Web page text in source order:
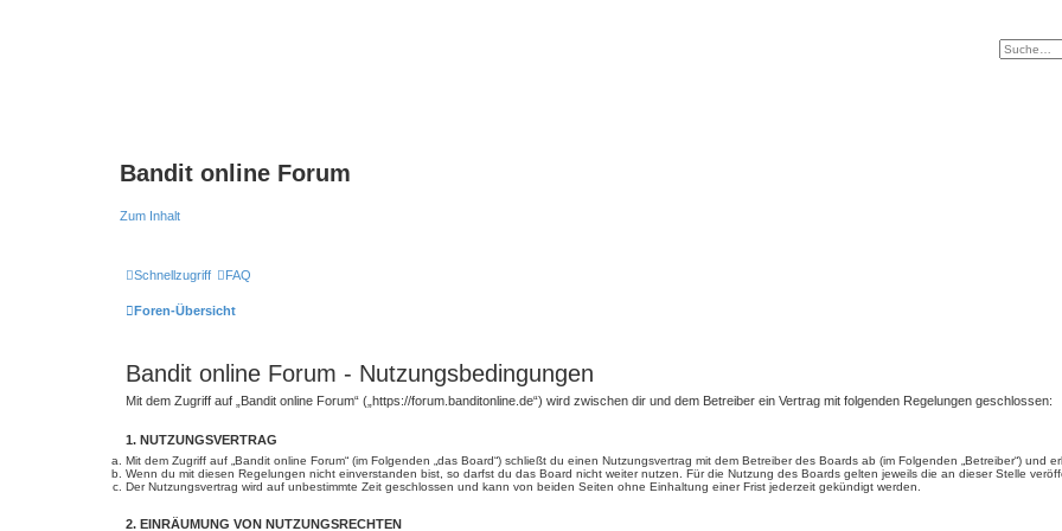
Bandit online Forum
Zum Inhalt
Schnellzugriff FAQ
Foren-Übersicht
Bandit online Forum - Nutzungsbedingungen
Mit dem Zugriff auf „Bandit online Forum“ („https://forum.banditonline.de“) wird zwischen dir und dem Betreiber ein Vertrag mit folgenden Regelungen geschlossen:
1. NUTZUNGSVERTRAG
Mit dem Zugriff auf „Bandit online Forum“ (im Folgenden „das Board“) schließt du einen Nutzungsvertrag mit dem Betreiber des Boards ab (im Folgenden „Betreiber“) und
Wenn du mit diesen Regelungen nicht einverstanden bist, so darfst du das Board nicht weiter nutzen. Für die Nutzung des Boards gelten jeweils die an dieser Stelle
Der Nutzungsvertrag wird auf unbestimmte Zeit geschlossen und kann von beiden Seiten ohne Einhaltung einer Frist jederzeit gekündigt werden.
2. EINRÄUMUNG VON NUTZUNGSRECHTEN